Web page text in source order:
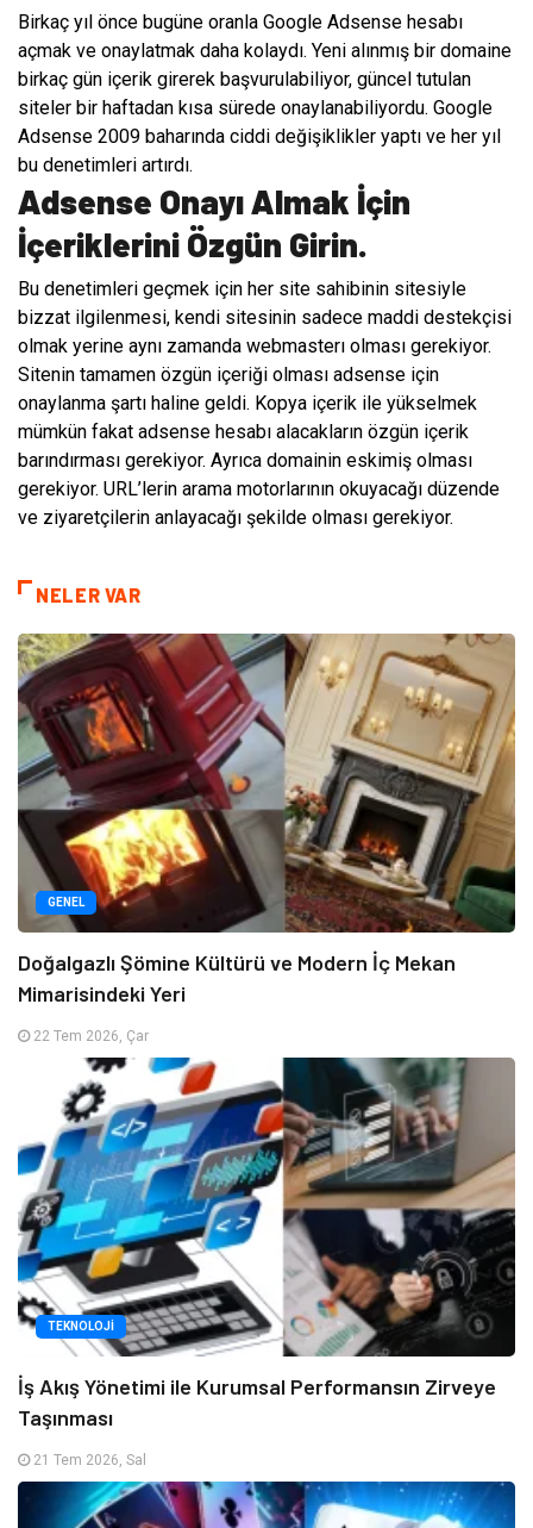
Birkaç yıl önce bugüne oranla Google Adsense hesabı
açmak ve onaylatmak daha kolaydı. Yeni alınmış bir domaine
birkaç gün içerik girerek başvurulabiliyor, güncel tutulan
siteler bir haftadan kısa sürede onaylanabiliyordu. Google
Adsense 2009 baharında ciddi değişiklikler yaptı ve her yıl
bu denetimleri artırdı.
Adsense Onayı Almak İçin
İçeriklerini Özgün Girin.
Bu denetimleri geçmek için her site sahibinin sitesiyle
bizzat ilgilenmesi, kendi sitesinin sadece maddi destekçisi
olmak yerine aynı zamanda webmasterı olması gerekiyor.
Sitenin tamamen özgün içeriği olması adsense için
onaylanma şartı haline geldi. Kopya içerik ile yükselmek
mümkün fakat adsense hesabı alacakların özgün içerik
barındırması gerekiyor. Ayrıca domainin eskimiş olması
gerekiyor. URL’lerin arama motorlarının okuyacağı düzende
ve ziyaretçilerin anlayacağı şekilde olması gerekiyor.
NELER VAR
GENEL
Doğalgazlı Şömine Kültürü ve Modern İç Mekan
Mimarisindeki Yeri
22 Tem 2026, Çar
TEKNOLOJI
İş Akış Yönetimi ile Kurumsal Performansın Zirveye
Taşınması
21 Tem 2026, Sal